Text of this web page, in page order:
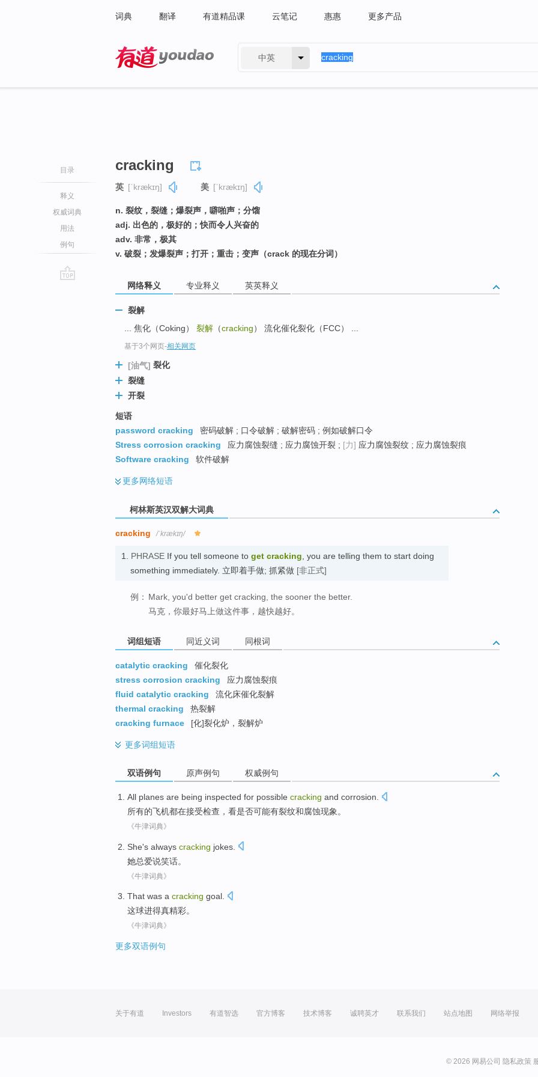
词典 翻译 有道精品课 云笔记 惠惠 更多产品
中英
目录
释义
权威词典
用法
例句
cracking
英 [ˈkrækɪŋ] 美 [ˈkrækɪŋ]
n. 裂纹，裂缝；爆裂声，噼啪声；分馏
adj. 出色的，极好的；快而令人兴奋的
adv. 非常，极其
v. 破裂；发爆裂声；打开；重击；变声（crack 的现在分词）
网络释义 专业释义 英英释义
裂解
... 焦化（Coking） 裂解 （cracking） 流化催化裂化（FCC） ...
基于3个网页-相关网页
[油气] 裂化
裂缝
开裂
短语
password cracking
密码破解 ; 口令破解 ; 破解密码 ; 例如破解口令
Stress corrosion cracking
应力腐蚀裂缝 ; 应力腐蚀开裂 ; [力] 应力腐蚀裂纹 ; 应力腐蚀裂痕
Software cracking
软件破解
更多网络短语
柯林斯英汉双解大词典
cracking /ˈkrækɪŋ/
1. PHRASE If you tell someone to get cracking , you are telling them to start doing
something immediately. 立即着手做; 抓紧做 [非正式]
例： Mark, you'd better get cracking, the sooner the better.
马克，你最好马上做这件事，越快越好。
词组短语 同近义词 同根词
catalytic cracking
催化裂化
stress corrosion cracking
应力腐蚀裂痕
fluid catalytic cracking
流化床催化裂解
thermal cracking
热裂解
cracking furnace
[化]裂化炉，裂解炉
更多词组短语
双语例句 原声例句 权威例句
All planes are being inspected for possible cracking and corrosion
所有的飞机都在接受检查，看是否可能有裂纹和腐蚀现象。
《牛津词典》
She's always cracking jokes
她总爱说笑话。
《牛津词典》
That was a cracking goal.
这球进得真精彩。
《牛津词典》
更多双语例句
关于有道 Investors 有道智选 官方博客 技术博客 诚聘英才 联系我们 站点地图 网络举报
© 2026 网易公司 隐私政策